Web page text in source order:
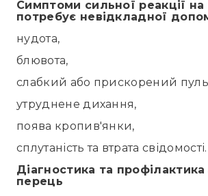
Симптоми сильної реакції
потребує невідкладної
нудота,
блювота,
слабкий або прискорений
утруднене дихання,
поява кропив'янки,
сплутаність та втрата свідомості.
Діагностика та профілактика
перець